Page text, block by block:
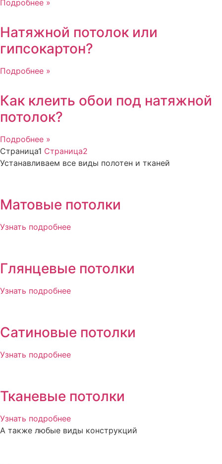
Подробнее »
Натяжной потолок или
гипсокартон?
Подробнее »
Как клеить обои под натяжной
потолок?
Подробнее »
Страница1 Страница2
Устанавливаем все виды полотен и тканей
Матовые потолки
Узнать подробнее
Глянцевые потолки
Узнать подробнее
Сатиновые потолки
Узнать подробнее
Тканевые потолки
Узнать подробнее
А также любые виды конструкций